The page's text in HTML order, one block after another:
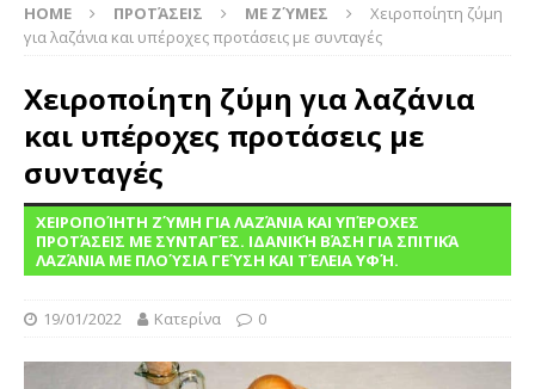
HOME ΠΡΟΤΆΣΕΙΣ ΜΕ ΖΎΜΕΣ
Χειροποίητη ζύμη
για λαζάνια και υπέροχες προτάσεις με συνταγές
Χειροποίητη ζύμη για λαζάνια
και υπέροχες προτάσεις με
συνταγές
ΧΕΙΡΟΠΟΊΗΤΗ ΖΎΜΗ ΓΙΑ ΛΑΖΆΝΙΑ ΚΑΙ ΥΠΈΡΟΧΕΣ
ΠΡΟΤΆΣΕΙΣ ΜΕ ΣΥΝΤΑΓΈΣ. ΙΔΑΝΙΚΉ ΒΆΣΗ ΓΙΑ ΣΠΙΤΙΚΆ
ΛΑΖΆΝΙΑ ΜΕ ΠΛΟΎΣΙΑ ΓΕΎΣΗ ΚΑΙ ΤΈΛΕΙΑ ΥΦΉ.
19/01/2022 Κατερίνα 0